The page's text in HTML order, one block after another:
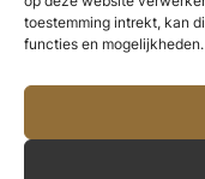
toestemming intrekt, kan
functies en mogelijkheden.
we nooit
diep